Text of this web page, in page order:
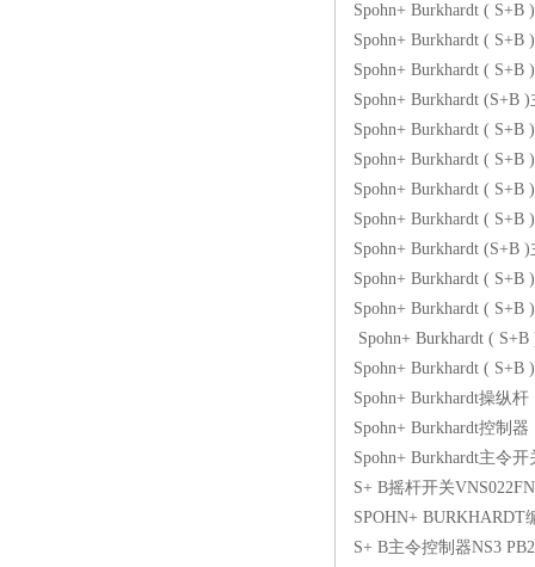
Spohn+ Burkhardt (
Spohn+ Burkhardt ( S+B
Spohn+ Burkhardt (
Spohn+ Burkhardt (S+B
Spohn+ Burkhardt ( S+B
Spohn+ Burkhardt ( S+B
Spohn+ Burkhardt ( S+B
Spohn+ Burkhardt ( S+B
Spohn+ Burkhardt (S+B
Spohn+ Burkhardt (
Spohn+ Burkhardt (
Spohn+ Burkhardt (
Spohn+ Burkhardt ( S+B
Spohn+ Burkhardt操纵杆
Spohn+ Burkhardt控制器
Spohn+ Burkhardt主令开
S+ B摇杆开关
SPOHN+ BURKHARDT
S+ B主令控制器NS3